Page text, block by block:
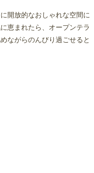
開放的なおしゃれな空間に
恵まれたら、オープンテラ
ながらのんびり過ごせると